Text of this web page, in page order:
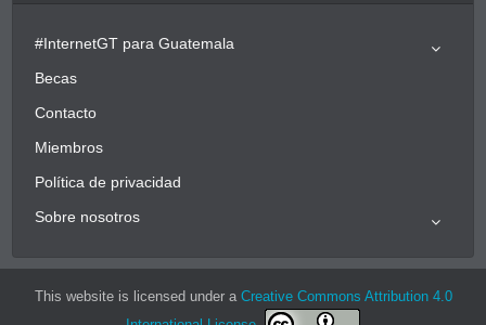
#InternetGT para Guatemala
Becas
Contacto
Miembros
Política de privacidad
Sobre nosotros
This website is licensed under a Creative Commons Attribution 4.0